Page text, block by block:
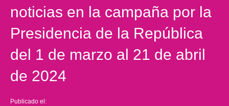
noticias en la campaña por la
Presidencia de la República
del 1 de marzo al 21 de abril
de 2024
Publicado el: